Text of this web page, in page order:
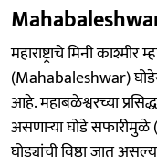
महाराष्ट्राचे मिनी
(Mahabaleshwar)
आहे. महाबळेश्वरच्या
असणाऱ्या घोडे
घोड्यांची विष्ठा जात